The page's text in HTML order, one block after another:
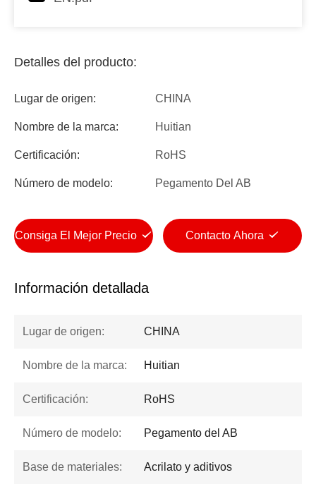
Detalles del producto:
Lugar de origen: CHINA
Nombre de la marca: Huitian
Certificación: RoHS
Número de modelo: Pegamento Del AB
Consiga El Mejor Precio Contacto Ahora
Información detallada
Lugar de origen: CHINA
Nombre de la marca: Huitian
Certificación: RoHS
Número de modelo: Pegamento del AB
Base de materiales: Acrilato y aditivos